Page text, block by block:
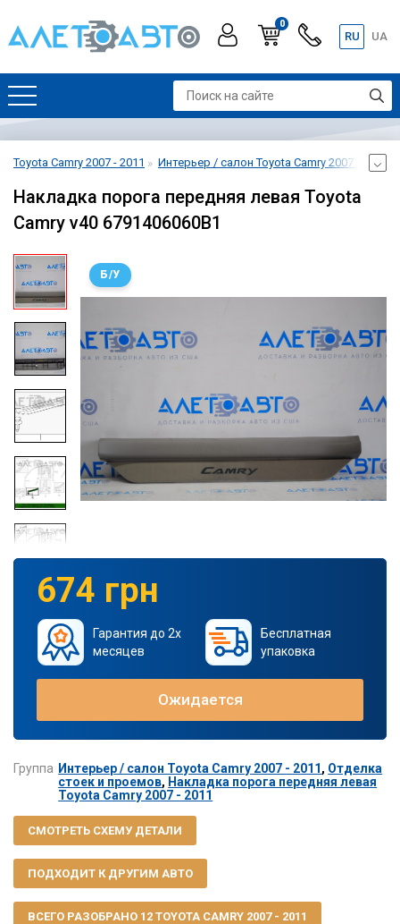
0
RU UA
Toyota Camry 2007 - 2011 Интерьер / салон Toyota Camry 2007 - 2011
Накладка порога передняя левая Toyota
Camry v40 6791406060B1
Б/У
674 грн
Гарантия до 2х
месяцев
Бесплатная
упаковка
Ожидается
Группа Интерьер / салон Toyota Camry 2007 - 2011, Отделка
стоек и проемов, Накладка порога передняя левая
Toyota Camry 2007 - 2011
СМОТРЕТЬ СХЕМУ ДЕТАЛИ
ПОДХОДИТ К ДРУГИМ АВТО
ВСЕГО РАЗОБРАНО 12 TOYOTA CAMRY 2007 - 2011